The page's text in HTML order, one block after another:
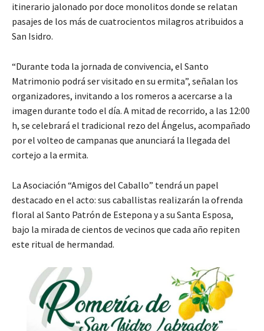
itinerario jalonado por doce monolitos donde se relatan
pasajes de los más de cuatrocientos milagros atribuidos a
San Isidro.
“Durante toda la jornada de convivencia, el Santo
Matrimonio podrá ser visitado en su ermita”, señalan los
organizadores, invitando a los romeros a acercarse a la
imagen durante todo el día. A mitad de recorrido, a las 12:00
h, se celebrará el tradicional rezo del Ángelus, acompañado
por el volteo de campanas que anunciará la llegada del
cortejo a la ermita.
La Asociación “Amigos del Caballo” tendrá un papel
destacado en el acto: sus caballistas realizarán la ofrenda
floral al Santo Patrón de Estepona y a su Santa Esposa,
bajo la mirada de cientos de vecinos que cada año repiten
este ritual de hermandad.